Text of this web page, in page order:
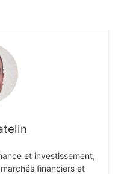
et investissement,
financiers et